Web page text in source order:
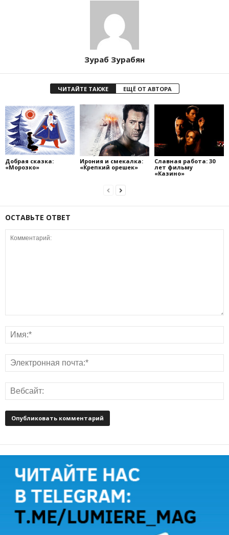
Зураб Зурабян
ЧИТАЙТЕ ТАКЖЕ ЕЩЁ ОТ АВТОРА
Добрая сказка:
«Морозко»
Ирония и смекалка:
«Крепкий орешек»
Славная работа: 30
лет фильму
«Казино»
ОСТАВЬТЕ ОТВЕТ